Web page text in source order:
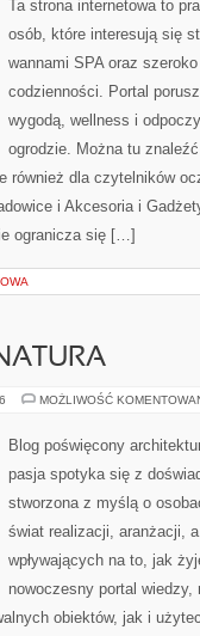
Ta strona internetowa to
osób, które interesują się
wannami SPA oraz
codzienności. Portal
wygodą, wellness i
ogrodzie. Można tu
również dla czytelników
i Akcesoria i
ogranicza się […]
MOŻLIWOŚĆ
Blog poświęcony
pasja spotyka się z
stworzona z myślą o
świat realizacji, aranżacji,
wpływających na to, jak
nowoczesny portal
obiektów, jak i